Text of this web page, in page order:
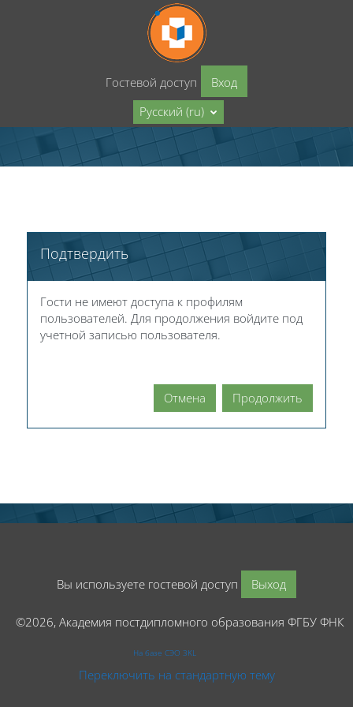
Перейти к основному содержанию
Гостевой доступ
Вход
Русский ‎(ru)‎
Подтвердить
Гости не имеют доступа к профилям
пользователей. Для продолжения войдите под
учетной записью пользователя.
Отмена Продолжить
Вы используете гостевой доступ Выход
©2026, Академия постдипломного образования ФГБУ
На базе СЭО 3KL
Переключить на стандартную тему